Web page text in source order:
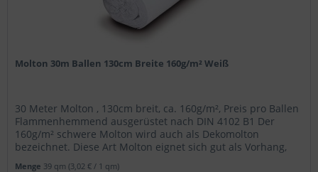
Molton 30m Ballen 130cm Breite 160g/m² Weiß
30 Meter Molton , 130cm breit, ca. 160g/m², Preis pro Ballen
Flammenhemmend ausgerüstet nach DIN 4102 B1 Der
160g/m² schwere Molton wird auch als Dekomolton
bezeichnet. Diese Art Molton eignet sich gut als Vorhang,
Menge 39 qm(3,02 € / 1 qm)